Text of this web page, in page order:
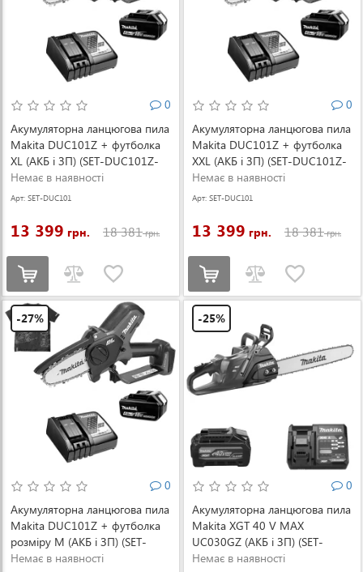
0
Акумуляторна ланцюгова пила
Makita DUC101Z + футболка
XL (АКБ і ЗП) (SET-DUC101Z-
XL-0526)
Немає в наявності
Арт: SET-DUC101
13 399 грн. 18 381грн.
0
Акумуляторна ланцюгова пила
Makita DUC101Z + футболка
XXL (АКБ і ЗП) (SET-DUC101Z-
XXL-0526)
Немає в наявності
Арт: SET-DUC101
13 399 грн. 18 381грн.
-27%
0
Акумуляторна ланцюгова пила
Makita DUC101Z + футболка
розміру M (АКБ і ЗП) (SET-
DUC101Z-M-0526)
Немає в наявності
-25%
0
Акумуляторна ланцюгова пила
Makita XGT 40 V MAX
UC030GZ (АКБ і ЗП) (SET-
UC030GZ-PROMOXGT)
Немає в наявності